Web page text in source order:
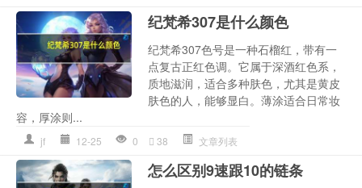
纪梵希307是什么颜色
纪梵希307色号是一种石榴红，带有一
点复古正红色调。它属于深酒红色系，
质地滋润，适合多种肤色，尤其是黄皮
肤色的人，能够显白。薄涂适合日常妆
容，厚涂则...
jf 12-25 0 38 文章列表
怎么区别9速跟10的链条